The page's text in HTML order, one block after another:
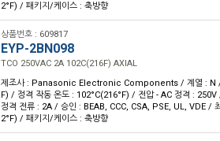
2°F) / 패키지/케이스 : 축방향
상품번호 : 609817
EYP-2BN098
TCO 250VAC 2A 102C(216F) AXIAL
제조사 : Panasonic Electronic Components / 계열 : N /
F) / 정격 작동 온도 : 102°C(216°F) / 전압 - AC 정격 :
정격 전류 : 2A / 승인 : BEAB, CCC, CSA, PSE, UL, VDE /
2°F) / 패키지/케이스 : 축방향